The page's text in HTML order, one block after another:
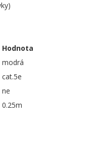
Hodnota
modrá
cat.5e
ne
0.25m